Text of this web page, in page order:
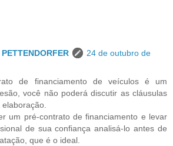
24 de outubro de
de financiamento de veículos é um
você não poderá discutir as cláusulas
um pré-contrato de financiamento e levar
de sua confiança analisá-lo antes de
que é o ideal.